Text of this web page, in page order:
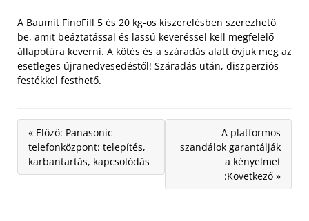
A Baumit FinoFill 5 és 20 kg-os kiszerelésben szerezhető
be, amit beáztatással és lassú keveréssel kell megfelelő
állapotúra keverni. A kötés és a száradás alatt óvjuk meg az
esetleges újranedvesedéstől! Száradás után, diszperziós
festékkel festhető.
« Előző: Panasonic
telefonközpont: telepítés,
karbantartás, kapcsolódás
A platformos
szandálok garantálják
a kényelmet
:Következő »